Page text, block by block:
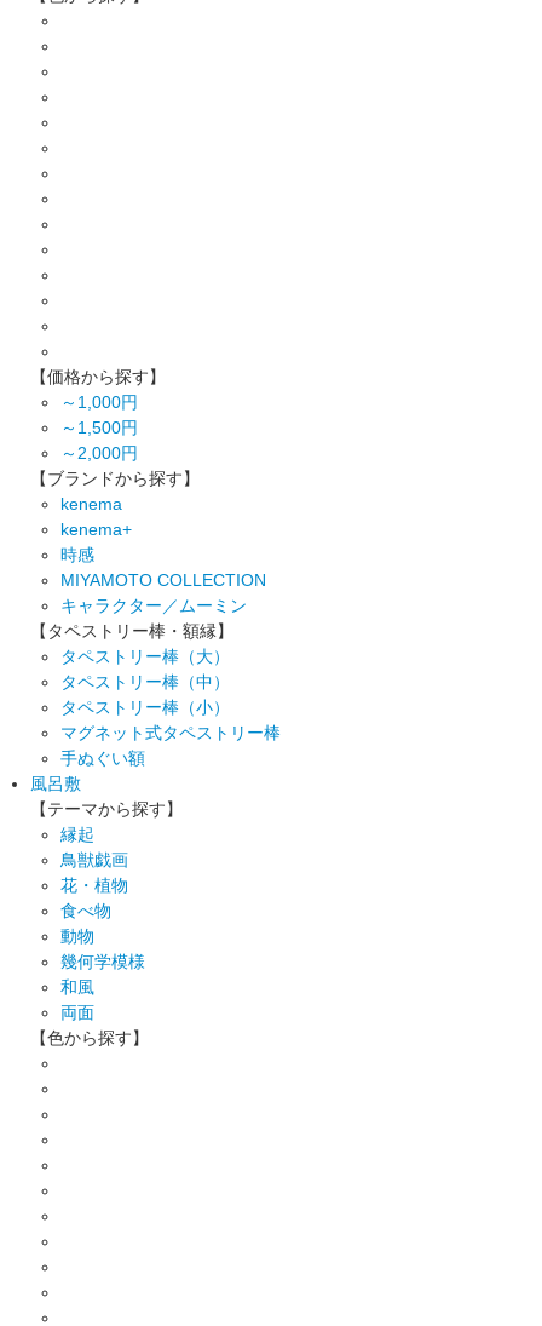
【価格から探す】
～1,000円
～1,500円
～2,000円
【ブランドから探す】
kenema
kenema+
時感
MIYAMOTO COLLECTION
キャラクター／ムーミン
【タペストリー棒・額縁】
タペストリー棒（大）
タペストリー棒（中）
タペストリー棒（小）
マグネット式タペストリー棒
手ぬぐい額
風呂敷
【テーマから探す】
縁起
鳥獣戯画
花・植物
食べ物
動物
幾何学模様
和風
両面
【色から探す】